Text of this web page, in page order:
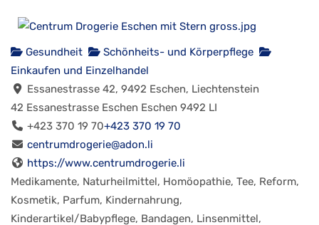
Gesundheit
Schönheits- und Körperpflege
Einkaufen und Einzelhandel
Essanestrasse 42, 9492 Eschen, Liechtenstein
42 Essanestrasse Eschen Eschen 9492 LI
+423 370 19 70+423 370 19 70
centrumdrogerie@adon.li
https://www.centrumdrogerie.li
Medikamente, Naturheilmittel, Homöopathie, Tee, Reform,
Kosmetik, Parfum, Kindernahrung,
Kinderartikel/Babypflege, Bandagen, Linsenmittel,